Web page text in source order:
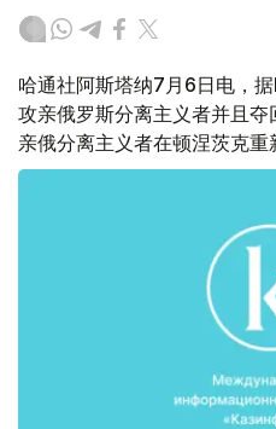
哈通社阿斯塔纳7月6日电，
攻亲俄罗斯分离主义者并且夺
亲俄分离主义者在顿涅茨克重